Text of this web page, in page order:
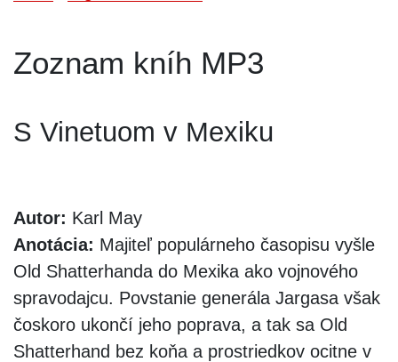
Zoznam kníh MP3
S Vinetuom v Mexiku
Autor: Karl May
Anotácia: Majiteľ populárneho časopisu vyšle
Old Shatterhanda do Mexika ako vojnového
spravodajcu. Povstanie generála Jargasa však
čoskoro ukončí jeho poprava, a tak sa Old
Shatterhand bez koňa a prostriedkov ocitne v